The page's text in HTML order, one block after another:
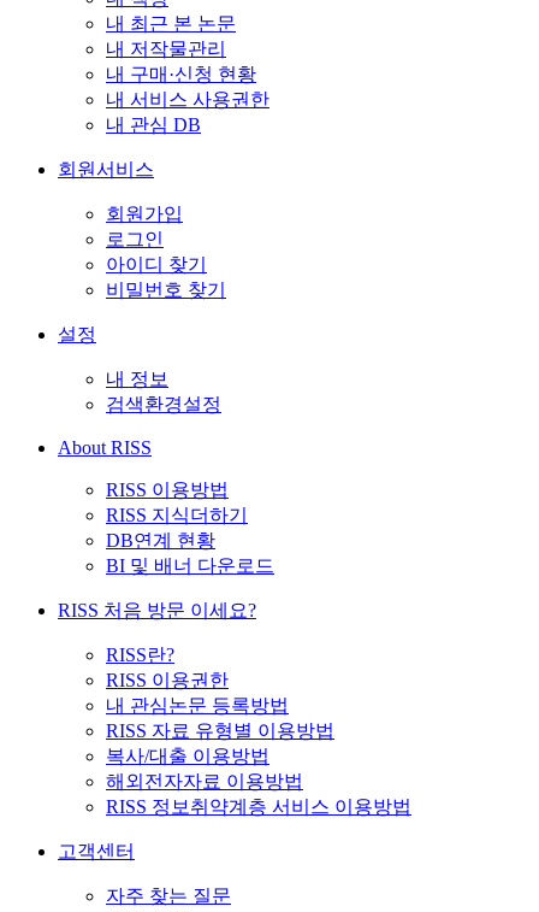
내 최근 본 논문
내 저작물관리
내 구매·신청 현황
내 서비스 사용권한
내 관심 DB
회원서비스
회원가입
로그인
아이디 찾기
비밀번호 찾기
설정
내 정보
검색환경설정
About RISS
RISS 이용방법
RISS 지식더하기
DB연계 현황
BI 및 배너 다운로드
RISS 처음 방문 이세요?
RISS란?
RISS 이용권한
내 관심논문 등록방법
RISS 자료 유형별 이용방법
복사/대출 이용방법
해외전자자료 이용방법
RISS 정보취약계층 서비스 이용방법
고객센터
자주 찾는 질문